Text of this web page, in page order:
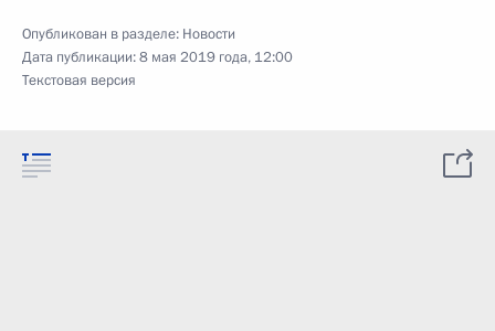
Опубликован в разделе: Новости
Дата публикации:8 мая 2019 года, 12:00
Текстовая версия